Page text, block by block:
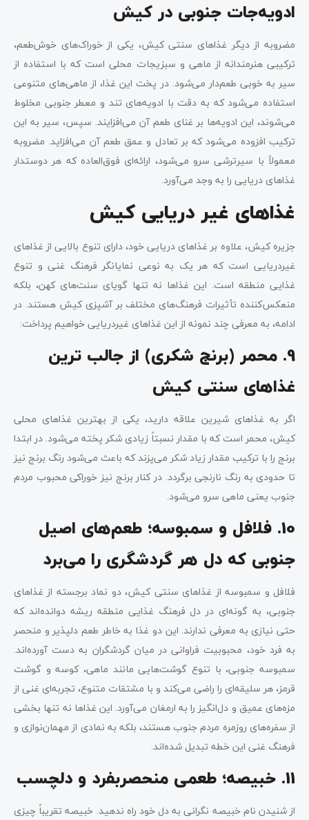
ادویه‌جات جنوبی در کیش
مضروبه از دیگر غذاهای سنتی کیش، یکی از خوراک‌های خوش‌طعم،
ترکیبی هنرمندانه از ماهی و سبزیجات محلی است که با استفاده از
سیر به خوبی طعم‌دار می‌شود. در پخت این غذا، از ماهی‌های متنوعی
استفاده می‌شود که به دقت با ادویه‌های تند و معطر جنوبی مخلوط
می‌شوند، این ادویه‌ها بر غنای طعم آن می‌افزایند. سپس، سیر به این
ترکیب افزوده می‌شود که بر تعادل و عمق طعم آن می‌افزاید. مضروبه
معمولاً با سیرترشی سرو می‌شود، ارائه‌ای فوق‌العاده که هر دوستدار
غذاهای دریایی را به وجد می‌آورد.
غذاهای غیر دریایی کیش
جزیره کیش، علاوه بر غذاهای دریایی خود، دارای تنوع بالایی از غذاهای
غیردریایی است که هر یک به نوعی نمایانگر فرهنگ غنی و تنوع
غذایی منطقه است. این غذاها نه تنها گویای سنت‌های کهن، بلکه
منعکس‌کننده تأثیرات فرهنگ‌های مختلف بر آشپزی کیش هستند. در
ادامه، به معرفی چند نمونه از این غذاهای غیردریایی خواهیم پرداخت:
9. محمر (برنج شکری) از جالب ترین
غذاهای سنتی کیش
اگر به غذاهای شیرین علاقه دارید، یکی از بهترین غذاهای محلی
کیش، محمر است که با مقدار نسبتاً زیادی شکر پخته می‌شود. در ابتدا
برنج را با ترکیب مقدار زیاد شکر می‌پزند که باعث می‌شود رنگ برنج نیز
تا حدودی به رنگ نارنجی برگردد. در کنار برنج نیز خوراکی محبوب مردم
جنوب یعنی ماهی سرو می‌شود.
10. فلافل و سمبوسه؛ طعم‌های اصیل
جنوبی که دل هر گردشگری را می‌برد
فلافل و سمبوسه از غذاهای سنتی کیش، دو نماد برجسته از غذاهای
جنوبی، به گونه‌ای در دل فرهنگ غذایی منطقه ریشه دوانده‌اند که
حتی نیازی به معرفی ندارند. این دو غذا به خاطر طعم دلپذیر و منحصر
به فرد خود، محبوبیت فراوانی در میان گردشگران به دست آورده‌اند.
سمبوسه جنوبی، با تنوع گوشت‌هایی مانند ماهی، کوسه و گوشت
قرمز، هر سلیقه‌ای را راضی می‌کند و با مشتقات متنوع، تجربه‌ای غنی از
مزه‌های عمیق و دل‌انگیز را به ارمغان می‌آورد. این غذاها نه تنها بخشی
از سفره‌های روزمره مردم جنوب هستند، بلکه به نمادی از مهمان‌نوازی و
فرهنگ غنی این خطه تبدیل شده‌اند.
11. خبیصه؛ طعمی منحصربفرد و دلچسب
از شنیدن نام خبیصه نگرانی به دل خود راه ندهید. خبیصه تقریباً چیزی